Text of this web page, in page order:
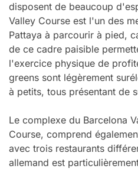
disposent de beaucoup
Valley Course est l'un des
Pattaya à parcourir à pied,
de ce cadre paisible
l'exercice physique de
greens sont légèrement
à petits, tous présentant de
Le complexe du Barcelona
Course, comprend
avec trois restaurants
allemand est